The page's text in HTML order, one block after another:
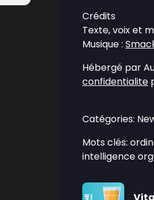
Crédits
Texte, voix et
Musique :
Hébergé par
confidentialite
Catégories:
Mots clés:
intelligence